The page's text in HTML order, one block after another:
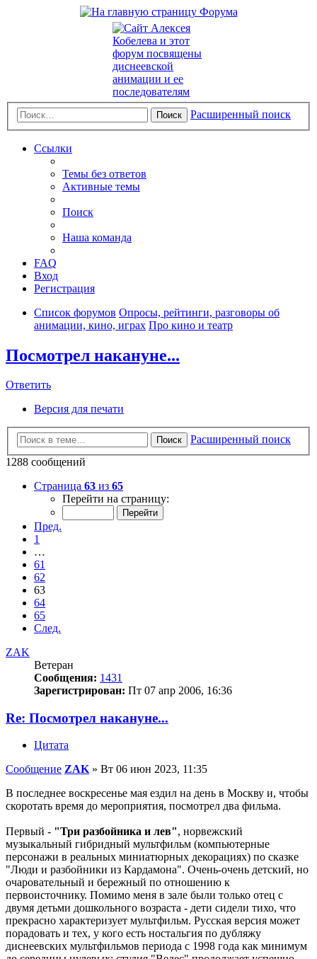
Поиск Расширенный поиск
Ссылки
Темы без ответов
Активные темы
Поиск
Наша команда
FAQ
Вход
Регистрация
Список форумов Опросы, рейтинги, разговоры об
анимации, кино, играх Про кино и театр
Посмотрел накануне...
Ответить
Версия для печати
Поиск
Расширенный поиск
1288 сообщений
Страница 63 из 65
Перейти на страницу:
Пред.
1
…
61
62
63
64
65
След.
ZAK
Ветеран
Сообщения: 1431
Зарегистрирован: Пт 07 апр 2006, 16:36
Re: Посмотрел накануне...
Цитата
Сообщение ZAK» Вт 06 июн 2023, 11:35
В последнее воскресенье мая ездил на день в Москву и, чтобы
скоротать время до мероприятия, посмотрел два фильма.
Первый - "Три разбойника и лев", норвежский
музыкальный гибридный мультфильм (компьютерные
персонажи в реальных миниатюрных декорациях) по сказке
"Люди и разбойники из Кардамона". Очень-очень детский, но
очаровательный и бережный по отношению к
первоисточнику. Помимо меня в зале были только отец с
двумя детьми дошкольного возраста - дети сидели тихо, что
прекрасно характеризует мультфильм. Русская версия может
порадовать и тех, у кого есть ностальгия по дубляжу
диснеевских мультфильмов периода с 1998 года как минимум